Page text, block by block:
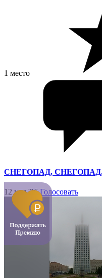
1 место
СНЕГОПАД,
12 мая '26 Голосовать